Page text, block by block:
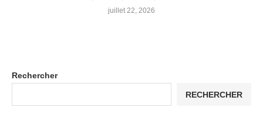
juillet 22, 2026
Rechercher
RECHERCHER